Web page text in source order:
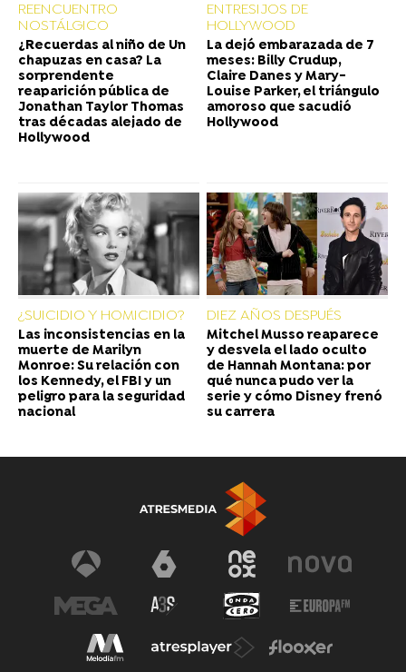
REENCUENTRO
NOSTÁLGICO
¿Recuerdas al niño de Un
chapuzas en casa? La
sorprendente
reaparición pública de
Jonathan Taylor Thomas
tras décadas alejado de
Hollywood
ENTRESIJOS DE
HOLLYWOOD
La dejó embarazada de 7
meses: Billy Crudup,
Claire Danes y Mary-
Louise Parker, el triángulo
amoroso que sacudió
Hollywood
¿SUICIDIO Y HOMICIDIO?
Las inconsistencias en la
muerte de Marilyn
Monroe: Su relación con
los Kennedy, el FBI y un
peligro para la seguridad
nacional
DIEZ AÑOS DESPUÉS
Mitchel Musso reaparece
y desvela el lado oculto
de Hannah Montana: por
qué nunca pudo ver la
serie y cómo Disney frenó
su carrera